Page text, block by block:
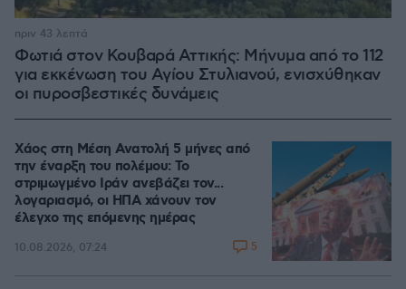
Φωτιά στον Κουβαρά Αττικής: Μήνυμα από το 112
για εκκένωση του Αγίου Στυλιανού, ενισχύθηκαν
οι πυροσβεστικές δυνάμεις
πριν 43 λεπτά
Χάος στη Μέση Ανατολή 5 μήνες από
την έναρξη του πολέμου: Το
στριμωγμένο Ιράν ανεβάζει τον...
λογαριασμό, οι ΗΠΑ χάνουν τον
έλεγχο της επόμενης ημέρας
10.08.2026, 07:24 5